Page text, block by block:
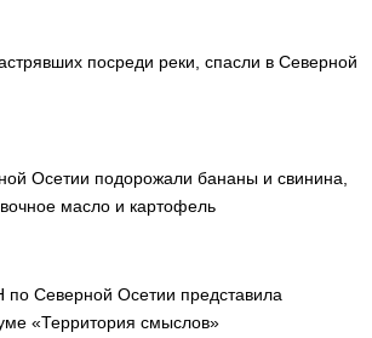
посреди реки, спасли в Северной
Осетии подорожали бананы и свинина,
масло и картофель
Северной Осетии представила
«Территория смыслов»